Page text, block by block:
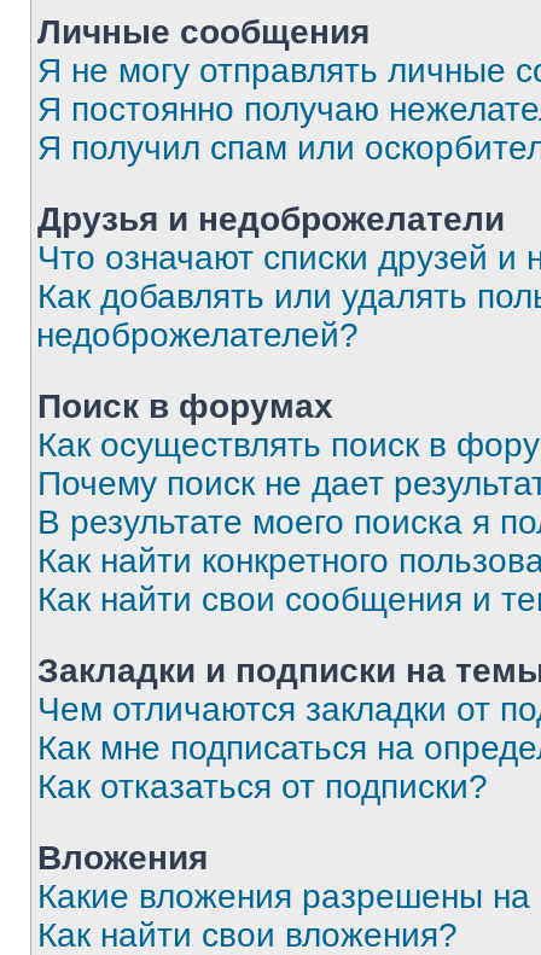
Личные сообщения
Я не могу отправлять личные
Я постоянно получаю
Я получил спам или
Друзья и недоброжелатели
Что означают списки друзей и
Как добавлять или удалять
недоброжелателей?
Поиск в форумах
Как осуществлять поиск в
Почему поиск не дает
В результате моего поиска я
Как найти конкретного
Как найти свои сообщения и
Закладки и подписки на
Чем отличаются закладки от
Как мне подписаться на
Как отказаться от подписки?
Вложения
Какие вложения разрешены
Как найти свои вложения?